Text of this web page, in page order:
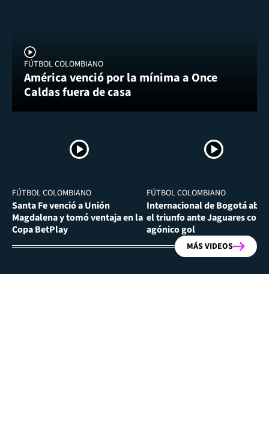
FÚTBOL COLOMBIANO
América venció por la mínima a Once
Caldas fuera de casa
FÚTBOL COLOMBIANO
Santa Fe venció a Unión
Magdalena y tomó ventaja en la
Copa BetPlay
FÚTBOL COLOMBIANO
Internacional de Bogotá
el triunfo ante Jaguares con
agónico gol
MÁS VIDEOS